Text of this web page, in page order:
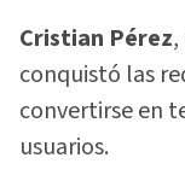
Cristian Pérez,
conquistó las
convertirse en
usuarios.